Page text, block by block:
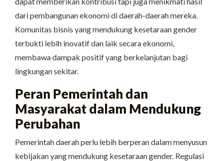
dari pembangunan ekonomi di daerah-daerah mereka.
Komunitas bisnis yang mendukung kesetaraan gender
terbukti lebih inovatif dan laik secara ekonomi,
membawa dampak positif yang berkelanjutan bagi
lingkungan sekitar.
Peran Pemerintah dan
Masyarakat dalam Mendukung
Perubahan
Pemerintah daerah perlu lebih berperan dalam menyusun
kebijakan yang mendukung kesetaraan gender. Regulasi